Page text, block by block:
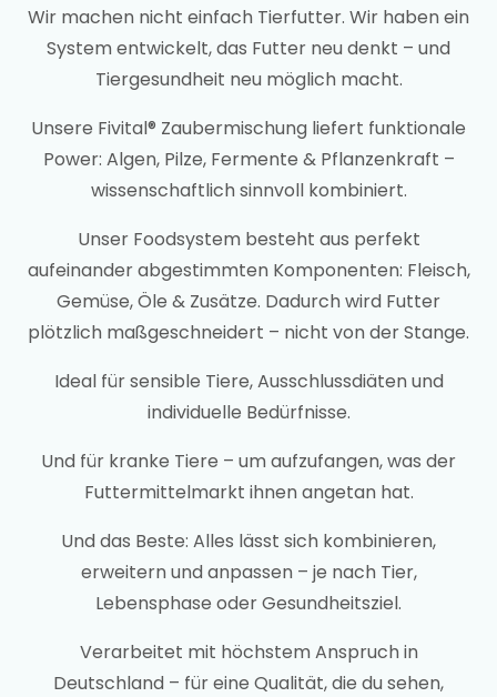
Wir machen nicht einfach Tierfutter. Wir haben ein
System entwickelt, das Futter neu denkt – und
Tiergesundheit neu möglich macht.
Unsere Fivital® Zaubermischung liefert funktionale
Power: Algen, Pilze, Fermente & Pflanzenkraft –
wissenschaftlich sinnvoll kombiniert.
Unser Foodsystem besteht aus perfekt
aufeinander abgestimmten Komponenten: Fleisch,
Gemüse, Öle & Zusätze. Dadurch wird Futter
plötzlich maßgeschneidert – nicht von der Stange.
Ideal für sensible Tiere, Ausschlussdiäten und
individuelle Bedürfnisse.
Und für kranke Tiere – um aufzufangen, was der
Futtermittelmarkt ihnen angetan hat.
Und das Beste: Alles lässt sich kombinieren,
erweitern und anpassen – je nach Tier,
Lebensphase oder Gesundheitsziel.
Verarbeitet mit höchstem Anspruch in
Deutschland – für eine Qualität, die du sehen,